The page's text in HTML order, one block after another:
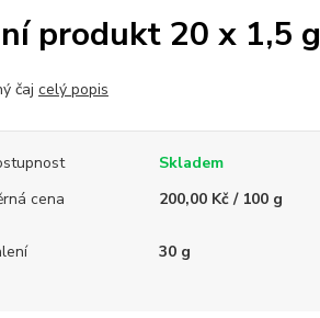
produkt 20 x 1,5 g
čaj celý popis
Skladem
cena
200,00 Kč / 100 g
30 g